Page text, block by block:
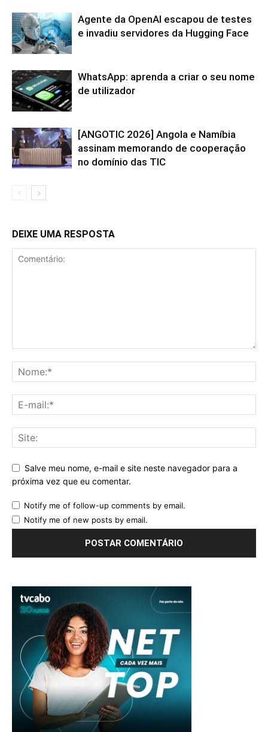
Agente da OpenAI escapou de testes
e invadiu servidores da Hugging Face
WhatsApp: aprenda a criar o seu nome
de utilizador
[ANGOTIC 2026] Angola e Namíbia
assinam memorando de cooperação
no domínio das TIC
DEIXE UMA RESPOSTA
Salve meu nome, e-mail e site neste navegador para a
próxima vez que eu comentar.
Notify me of follow-up comments by email.
Notify me of new posts by email.